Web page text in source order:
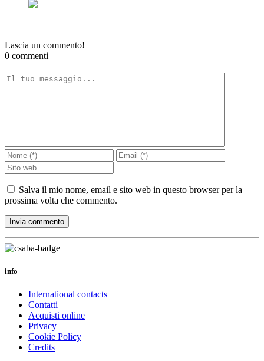
Lascia un commento!
0 commenti
Salva il mio nome, email e sito web in questo browser per la
prossima volta che commento.
info
International contacts
Contatti
Acquisti online
Privacy
Cookie Policy
Credits